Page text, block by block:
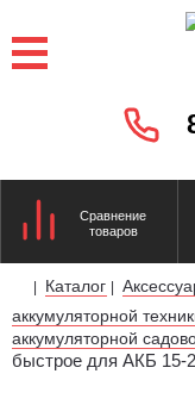
Сравнение
товаров
| Каталог |
аккумуляторной
аккумуляторной
быстрое для АКБ 15-